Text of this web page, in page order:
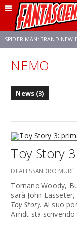
SPIDER-MAN: BRAND NEW
FRANCO RICCIARDIELLO
NEMO
News (3)
Toy Story
DI ALESSANDRO MURÈ
Tornano Woody,
sarà John
Toy Story. Al suo
Arndt sta scrivendo